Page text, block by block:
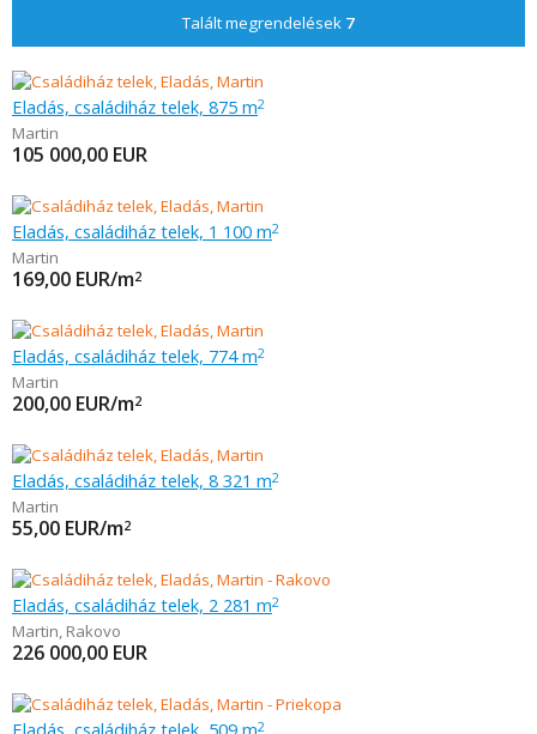
Talált megrendelések 7
Eladás, családiház telek, 875 m2
Martin
105 000,00 EUR
Eladás, családiház telek, 1 100 m2
Martin
169,00 EUR/m2
Eladás, családiház telek, 774 m2
Martin
200,00 EUR/m2
Eladás, családiház telek, 8 321 m2
Martin
55,00 EUR/m2
Eladás, családiház telek, 2 281 m2
Martin, Rakovo
226 000,00 EUR
Eladás, családiház telek, 509 m2